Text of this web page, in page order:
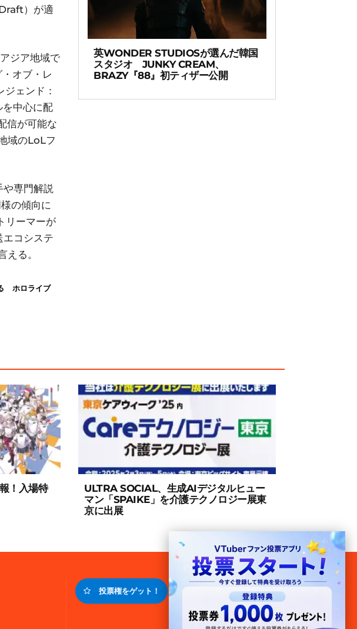
）が適
ジア地域で
オブ・レ
ェンド：
中心に配
信が可能な
域のLoLフ
や専門解説
の傾向に
リーマーが
コシステ
る。
ホロライブ
英WONDER STUDIOSが選んだ韓国
スタジオ JUNKY CREAM、
BRAZY『88』初ティザー公開
！入場特
ULTRA SOCIAL、生成AIデジタルヒュー
マン「SPAIKE」を介護テクノロジー展東
京に出展
投票権をゲット！